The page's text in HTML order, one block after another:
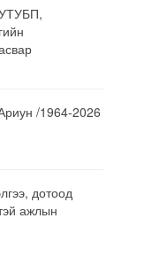
/1964-2026
дотоод
ажлын